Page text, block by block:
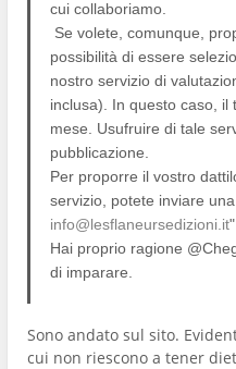
cui collaboriamo.
Se volete, comunque,
possibilità di essere
nostro servizio di
inclusa). In questo caso, il
mese. Usufruire di tale
pubblicazione.
Per proporre il vostro
servizio, potete inviare
info@lesflaneursedizioni.it"
Hai proprio ragione
di imparare.
Sono andato sul sito.
cui non riescono a tener